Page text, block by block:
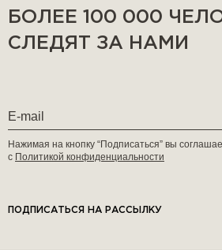
БОЛЕЕ 100 000
СЛЕДЯТ ЗА НАМИ
Нажимая на кнопку “Подписаться” вы
с Политикой конфиденциальности
ПОДПИСАТЬСЯ НА РАССЫЛКУ